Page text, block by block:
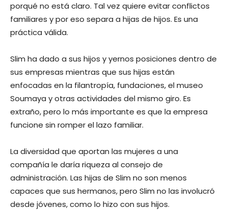
porqué no está claro. Tal vez quiere evitar conflictos
familiares y por eso separa a hijas de hijos. Es una
práctica válida.
Slim ha dado a sus hijos y yernos posiciones dentro de
sus empresas mientras que sus hijas están
enfocadas en la filantropía, fundaciones, el museo
Soumaya y otras actividades del mismo giro. Es
extraño, pero lo más importante es que la empresa
funcione sin romper el lazo familiar.
La diversidad que aportan las mujeres a una
compañía le daría riqueza al consejo de
administración. Las hijas de Slim no son menos
capaces que sus hermanos, pero Slim no las involucró
desde jóvenes, como lo hizo con sus hijos.